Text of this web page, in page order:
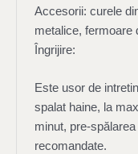
Accesorii: curele
metalice, fermoare
Îngrijire:
Este usor de
spalat haine, la
minut, pre-
recomandate.